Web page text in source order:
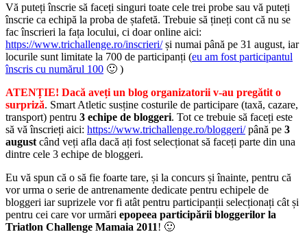
Vă puteți înscrie să faceți singuri toate cele trei probe sau vă puteți
înscrie ca echipă la proba de ștafetă. Trebuie să țineți cont că nu se
fac înscrieri la fața locului, ci doar online aici:
https://www.trichallenge.ro/inscrieri/și numai până pe 31 august, iar
locurile sunt limitate la 700 de participanți (eu am fost participantul
înscris cu numărul 100 🙂 )
ATENȚIE! Dacă aveți un blog organizatorii v-au pregătit o
surpriză. Smart Atletic susține costurile de participare (taxă, cazare,
transport) pentru 3 echipe de bloggeri. Tot ce trebuie să faceți este
să vă înscrieți aici: https://www.trichallenge.ro/bloggeri/până pe 3
august când veți afla dacă ați fost selecționat să faceți parte din una
dintre cele 3 echipe de bloggeri.
Eu vă spun că o să fie foarte tare, și la concurs și înainte, pentru că
vor urma o serie de antrenamente dedicate pentru echipele de
bloggeri iar suprizele vor fi atât pentru participanții selecționați cât și
pentru cei care vor urmări epopeea participării bloggerilor la
Triatlon Challenge Mamaia 2011! 🙂